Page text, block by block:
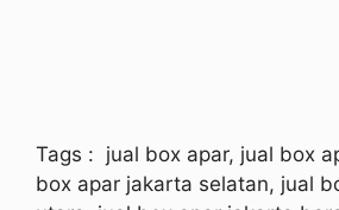
Tags : jual box apar, jual box
box apar jakarta selatan, jual